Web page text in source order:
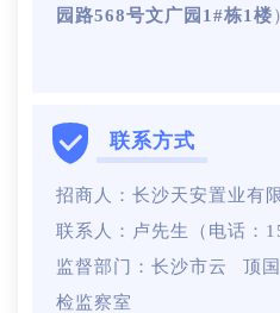
园路568号文广园1#栋1楼
联系方式
招商人：长沙天安置业有
联系人：卢先生（电话：
监督部门：长沙市云
检监察室